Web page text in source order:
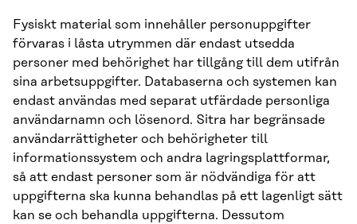
Fysiskt material som innehåller personuppgifter
förvaras i låsta utrymmen där endast utsedda
personer med behörighet har tillgång till dem utifrån
sina arbetsuppgifter. Databaserna och systemen kan
endast användas med separat utfärdade personliga
användarnamn och lösenord. Sitra har begränsade
användarrättigheter och behörigheter till
informationssystem och andra lagringsplattformar,
så att endast personer som är nödvändiga för att
uppgifterna ska kunna behandlas på ett lagenligt sätt
kan se och behandla uppgifterna. Dessutom